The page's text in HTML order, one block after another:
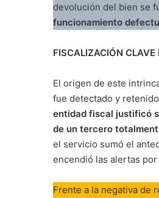
devolución del bien se
funcionamiento
FISCALIZACIÓN
El origen de este
fue detectado y
entidad fiscal justificó
de un tercero
el servicio sumó el
encendió las alertas
Frente a la negativa de